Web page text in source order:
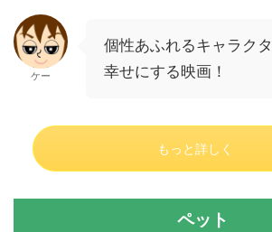
ケー
個性あふれるキャラク
幸せにする映画！
もっと詳しく
ペット